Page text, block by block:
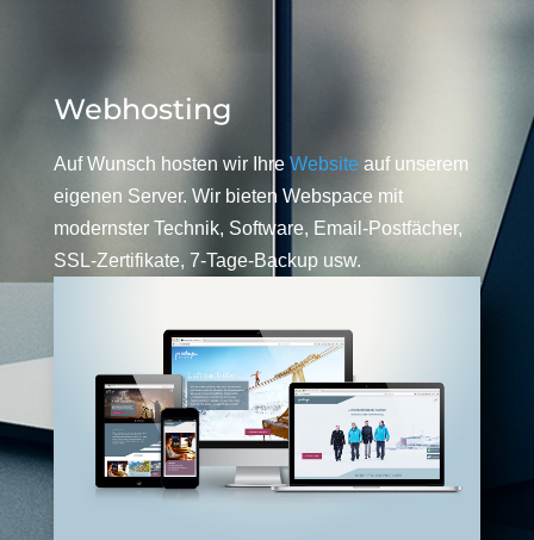
Webhosting
Auf Wunsch hosten wir Ihre Website auf unserem
eigenen Server. Wir bieten Webspace mit
modernster Technik, Software, Email-Postfächer,
SSL-Zertifikate, 7-Tage-Backup usw.